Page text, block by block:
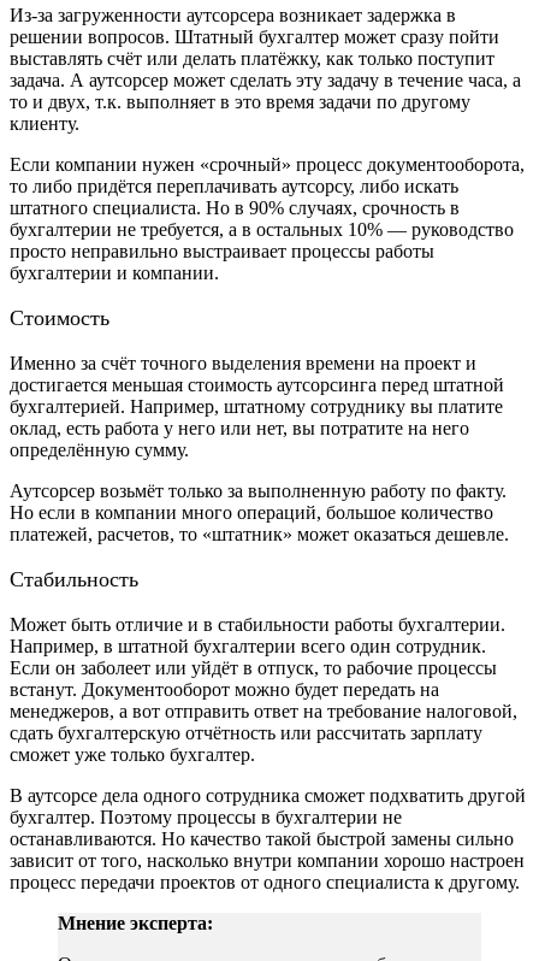
Из-за загруженности аутсорсера возникает задержка в
решении вопросов. Штатный бухгалтер может сразу пойти
выставлять счёт или делать платёжку, как только поступит
задача. А аутсорсер может сделать эту задачу в течение часа, а
то и двух, т.к. выполняет в это время задачи по другому
клиенту.
Если компании нужен «срочный» процесс документооборота,
то либо придётся переплачивать аутсорсу, либо искать
штатного специалиста. Но в 90% случаях, срочность в
бухгалтерии не требуется, а в остальных 10% — руководство
просто неправильно выстраивает процессы работы
бухгалтерии и компании.
Стоимость
Именно за счёт точного выделения времени на проект и
достигается меньшая стоимость аутсорсинга перед штатной
бухгалтерией. Например, штатному сотруднику вы платите
оклад, есть работа у него или нет, вы потратите на него
определённую сумму.
Аутсорсер возьмёт только за выполненную работу по факту.
Но если в компании много операций, большое количество
платежей, расчетов, то «штатник» может оказаться дешевле.
Стабильность
Может быть отличие и в стабильности работы бухгалтерии.
Например, в штатной бухгалтерии всего один сотрудник.
Если он заболеет или уйдёт в отпуск, то рабочие процессы
встанут. Документооборот можно будет передать на
менеджеров, а вот отправить ответ на требование налоговой,
сдать бухгалтерскую отчётность или рассчитать зарплату
сможет уже только бухгалтер.
В аутсорсе дела одного сотрудника сможет подхватить другой
бухгалтер. Поэтому процессы в бухгалтерии не
останавливаются. Но качество такой быстрой замены сильно
зависит от того, насколько внутри компании хорошо настроен
процесс передачи проектов от одного специалиста к другому.
Мнение эксперта: